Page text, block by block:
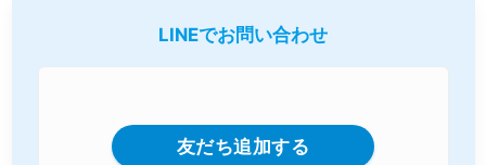
LINEでお問い合わせ
友だち追加する